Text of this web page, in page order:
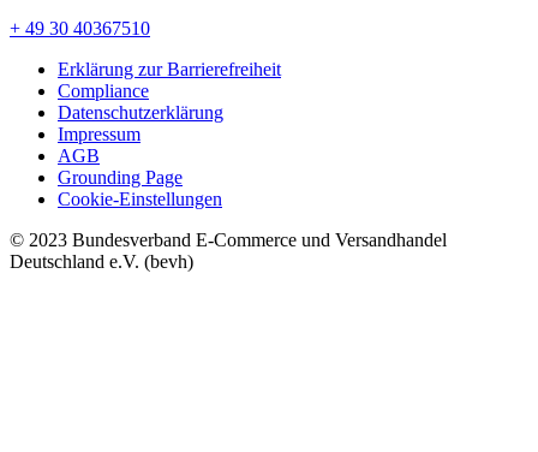
+ 49 30 40367510
Erklärung zur Barrierefreiheit
Compliance
Datenschutzerklärung
Impressum
AGB
Grounding Page
Cookie-Einstellungen
© 2023 Bundesverband E-Commerce und Versandhandel
Deutschland e.V. (bevh)